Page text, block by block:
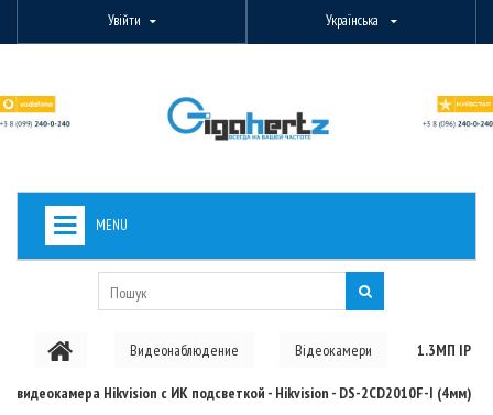
Увійти Українська
MENU
PON ОБЛАДНАННЯ
Видеонаблюдение Відеокамери 1.3МП IP
видеокамера Hikvision с ИК подсветкой - Hikvision - DS-2CD2010F-I (4мм)